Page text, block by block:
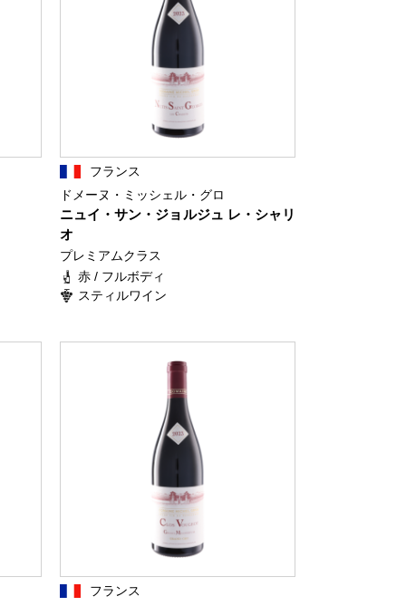
フランス
ドメーヌ・ミッシェル・グロ
ニュイ・サン・ジョルジュ レ・シャリ
オ
プレミアムクラス
赤 / フルボディ
スティルワイン
フランス